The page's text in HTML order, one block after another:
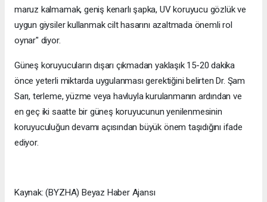
maruz kalmamak, geniş kenarlı şapka, UV koruyucu gözlük ve
uygun giysiler kullanmak cilt hasarını azaltmada önemli rol
oynar" diyor.
Güneş koruyucuların dışarı çıkmadan yaklaşık 15-20 dakika
önce yeterli miktarda uygulanması gerektiğini belirten Dr. Şam
Sarı, terleme, yüzme veya havluyla kurulanmanın ardından ve
en geç iki saatte bir güneş koruyucunun yenilenmesinin
koruyuculuğun devamı açısından büyük önem taşıdığını ifade
ediyor.
Kaynak: (BYZHA) Beyaz Haber Ajansı